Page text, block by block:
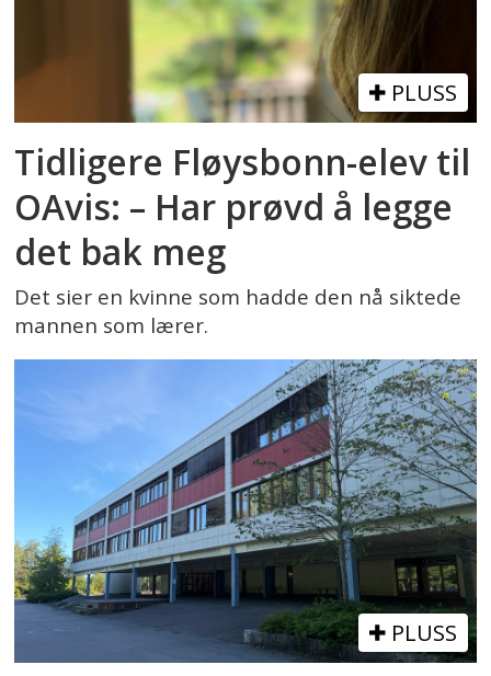
PLUSS
Tidligere Fløysbonn-elev til
OAvis: – Har prøvd å legge
det bak meg
Det sier en kvinne som hadde den nå siktede
mannen som lærer.
PLUSS